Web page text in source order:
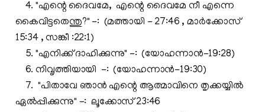
4. "എന്റെ ദൈവമേ, എന്റെ ദൈവമേ നീ എന്നെ
കൈവിട്ടതെന്തു?" -: (മത്തായി - 27:46 , മാര്‍ക്കോസ്
15:34 , സങ്കീ :22:1)
5. "എനിക്ക് ദാഹിക്കുന്നു" -: (യോഹന്നാന്‍-19:28)
6. നിവൃത്തിയായി -: (യോഹന്നാന്‍-19:30)
7. "പിതാവേ ഞാന്‍ എന്റെ ആത്മാവിനെ തൃക്കയ്യില്‍
ഏല്‍പ്പിക്കുന്നു" -: ലൂക്കോസ് 23:46